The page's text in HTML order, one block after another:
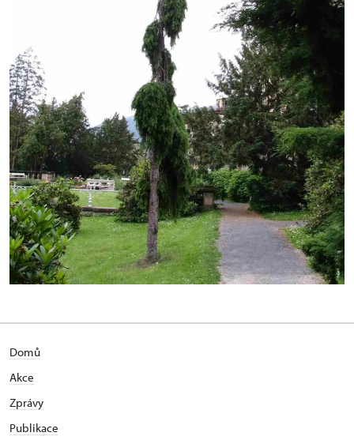
Domů
Akce
Zprávy
Publikace